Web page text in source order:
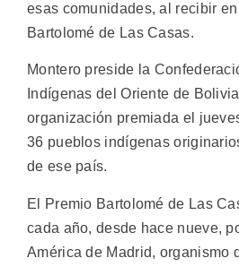
esas comunidades, al recibir
Bartolomé de Las Casas.
Montero preside la
Indígenas del Oriente de
organización premiada el
36 pueblos indígenas
de ese país.
El Premio Bartolomé de Las
cada año, desde hace nueve,
América de Madrid, organismo